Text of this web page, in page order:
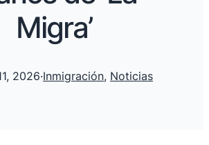
Migra’
2026·Inmigración, Noticias